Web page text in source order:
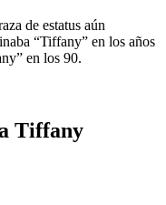
de estatus aún
“Tiffany” en los años
en los 90.
Tiffany